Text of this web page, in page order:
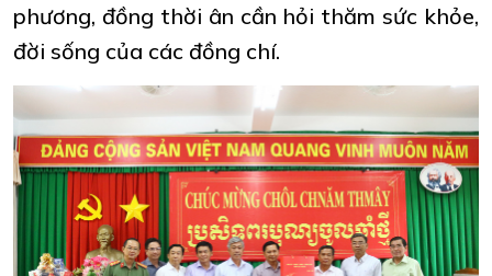
phương, đồng thời ân cần hỏi thăm sức khỏe,
đời sống của các đồng chí.